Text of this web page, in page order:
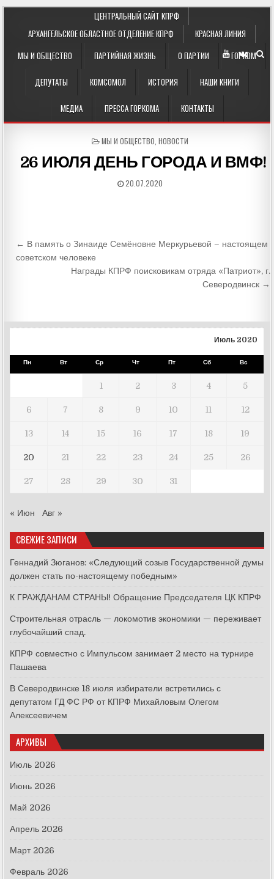
ЦЕНТРАЛЬНЫЙ САЙТ КПРФ
АРХАНГЕЛЬСКОЕ ОБЛАСТНОЕ ОТДЕЛЕНИЕ КПРФ
КРАСНАЯ ЛИНИЯ
МЫ И ОБЩЕСТВО
ПАРТИЙНАЯ ЖИЗНЬ О ПАРТИИ ГОРКОМ
ДЕПУТАТЫ КОМСОМОЛ ИСТОРИЯ НАШИ КНИГИ
МЕДИА ПРЕССА ГОРКОМА КОНТАКТЫ
POSTED
МЫ И ОБЩЕСТВО НОВОСТИ
26 ИЮЛЯ ДЕНЬ ГОРОДА И ВМФ!
20.07.2020
Навигация
по
записям
← В память о Зинаиде Семёновне Меркурьевой – настоящем
советском человеке
Награды КПРФ поисковикам отряда «Патриот», г.
Северодвинск →
Июль 2020
Пн Вт Ср Чт Пт Сб Вс
1 2 3 4 5
6 7 8 9 10 11 12
13 14 15 16 17 18 19
20 21 22 23 24 25 26
27 28 29 30 31
« Июн Авг »
СВЕЖИЕ ЗАПИСИ
Геннадий Зюганов: «Следующий созыв Государственной думы
должен стать по-настоящему победным»
К ГРАЖДАНАМ СТРАНЫ! Обращение Председателя ЦК КПРФ
Строительная отрасль — локомотив экономики — переживает
глубочайший спад.
КПРФ совместно с Импульсом занимает 2 место на турнире
Пашаева
В Северодвинске 18 июля избиратели встретились с
депутатом ГД ФС РФ от КПРФ Михайловым Олегом
Алексеевичем
АРХИВЫ
Июль 2026
Июнь 2026
Май 2026
Апрель 2026
Март 2026
Февраль 2026